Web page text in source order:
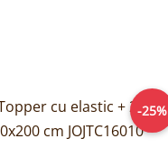
-25%
Prețul
a
Prețul
este: